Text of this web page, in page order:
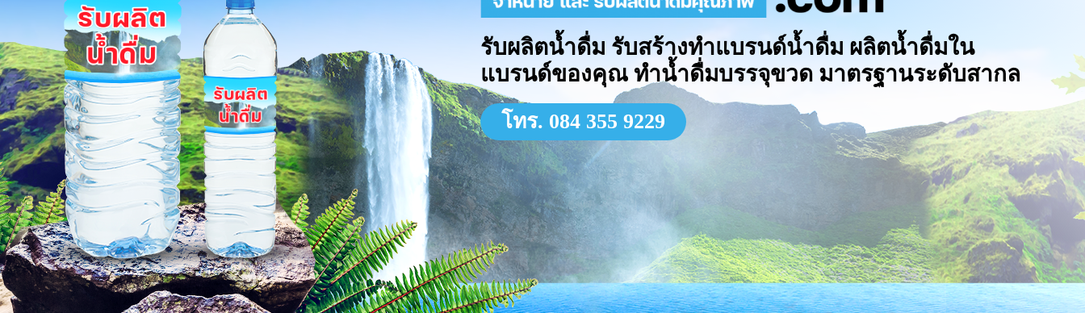
รับผลิตน้ำดื่ม รับสร้างทำแบรนด์น้ำดื่ม ผลิตน้ำดื่มใน
แบรนด์ของคุณ ทำน้ำดื่มบรรจุขวด มาตรฐานระดับสากล
โทร. 084 355 9229